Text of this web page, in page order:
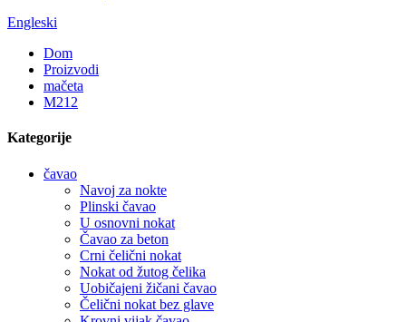
Engleski
Dom
Proizvodi
mačeta
M212
Kategorije
čavao
Navoj za nokte
Plinski čavao
U osnovni nokat
Čavao za beton
Crni čelični nokat
Nokat od žutog čelika
Uobičajeni žičani čavao
Čelični nokat bez glave